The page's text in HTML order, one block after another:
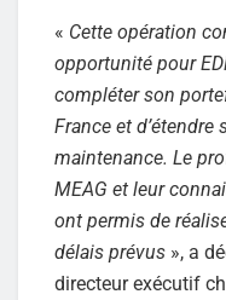
« Cette opération
opportunité pour
compléter son
France et
maintenance. Le
MEAG et leur
ont permis de
délais prévus », a
directeur exécutif